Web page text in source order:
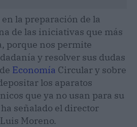
la preparación de la
de las iniciativas que más
porque nos permite
y resolver sus dudas
Economía Circular y sobre
los aparatos
que ya no usan para su
señalado el director
Moreno.